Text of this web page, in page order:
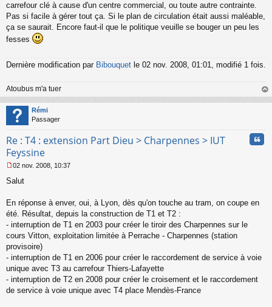
a
g
e
n
l
carrefour clé à cause d'un centre commercial, ou toute autre contrainte.
Pas si facile à gérer tout ça. Si le plan de circulation était aussi maléable,
ça se saurait. Encore faut-il que le politique veuille se bouger un peu les
fesses
Dernière modification par Bibouquet le 02 nov. 2008, 01:01, modifié 1 fois.
Atoubus m'a tuer
au
Rémi
Passager
Re : T4 : extension Part Dieu > Charpennes > IUT
Feyssine
e
s
a
g
e
n
o
n
u
02 nov. 2008, 10:37
Salut
En réponse à enver, oui, à Lyon, dès qu'on touche au tram, on coupe en
été. Résultat, depuis la construction de T1 et T2 :
- interruption de T1 en 2003 pour créer le tiroir des Charpennes sur le
cours Vitton, exploitation limitée à Perrache - Charpennes (station
provisoire)
- interruption de T1 en 2006 pour créer le raccordement de service à voie
unique avec T3 au carrefour Thiers-Lafayette
- interruption de T2 en 2008 pour créer le croisement et le raccordement
de service à voie unique avec T4 place Mendès-France